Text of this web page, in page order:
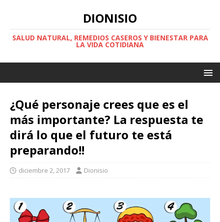
DIONISIO
SALUD NATURAL, REMEDIOS CASEROS Y BIENESTAR PARA
LA VIDA COTIDIANA
¿Qué personaje crees que es el
más importante? La respuesta te
dirá lo que el futuro te está
preparando!!
diciembre 2, 2017 Dionisio